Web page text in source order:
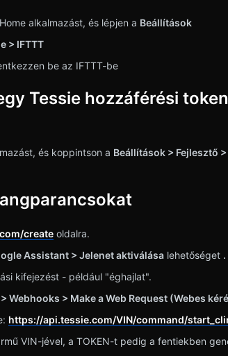
alkalmazást, és lépjen a Beállítások
> IFTTT
be az IFTTT-be
Tessie hozzáférési
és koppintson a Beállítások > Fejlesztő
createoldalra.
Assistant > Jelenet aktiválásalehetőséget .
kifejezést - például "éghajlat".
Webhooks > Make a Web Request (Webes
https://api.tessie.com/VIN/command/
VIN-jével, a TOKEN-t pedig a fentiekben